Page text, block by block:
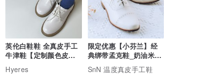
英伦白鞋鞋 全真皮手工
牛津鞋【定制颜色皮
革】
Hyeres
限定优惠【小芬兰】经
典绑带孟克鞋_奶油米 |
手工订制| MIT
SnN 温度真皮手工鞋